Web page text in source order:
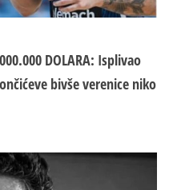
DOLARA: Isplivao
bivše verenice niko